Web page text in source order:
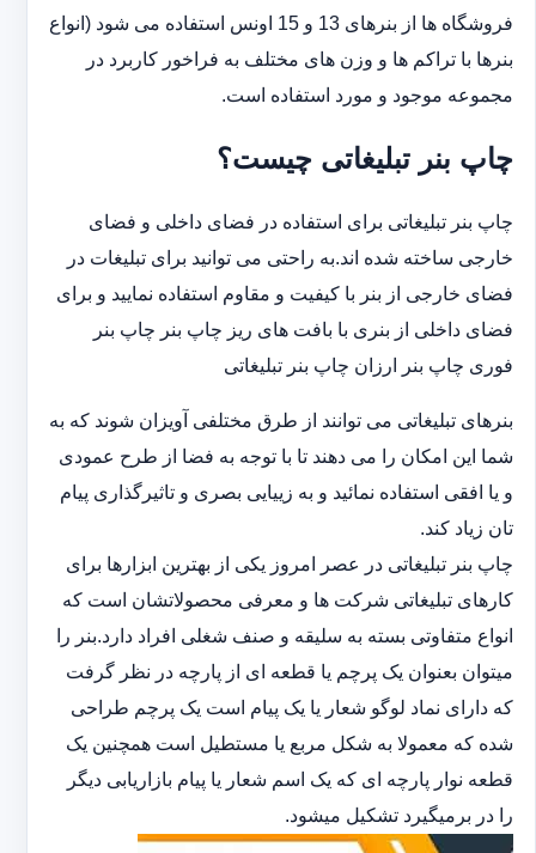
‏فروشگاه ها از بنرهای 13 و 15 اونس استفاده می شود (انواع
بنرها با تراکم ها و وزن های مختلف به فراخور کاربرد در
‏مجموعه موجود و مورد استفاده است.
چاپ بنر تبلیغاتی چیست؟
چاپ بنر تبلیغاتی برای استفاده در فضای داخلی و فضای
خارجی ساخته شده اند.به راحتی می توانید برای تبلیغات در
فضای خارجی از بنر با کیفیت و مقاوم استفاده نمایید و برای
فضای داخلی از بنری با بافت های ریز چاپ بنر چاپ بنر
فوری چاپ بنر ارزان چاپ بنر تبلیغاتی
بنرهای تبلیغاتی می توانند از طرق مختلفی آویزان شوند که به
شما این امکان را می دهند تا با توجه به فضا از طرح عمودی
و یا افقی استفاده نمائید و به زییایی بصری و تاثیرگذاری پیام
تان زیاد کند.
چاپ بنر تبلیغاتی در عصر امروز یکی از بهترین ابزارها برای
کارهای تبلیغاتی شرکت ها و معرفی محصولاتشان است که
انواع متفاوتی بسته به سلیقه و صنف شغلی افراد دارد.بنر را
میتوان بعنوان یک پرچم یا قطعه ای از پارچه در نظر گرفت
که دارای نماد لوگو شعار یا یک پیام است یک پرچم طراحی
شده که معمولا به شکل مربع یا مستطیل است همچنین یک
قطعه نوار پارچه ای که یک اسم شعار یا پیام بازاریابی دیگر
را در برمیگیرد تشکیل میشود.